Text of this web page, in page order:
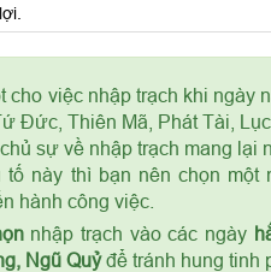
cho việc nhập trạch khi ngày
Đức, Thiên Mã, Phát Tài,
sự về nhập trạch mang lại
tố này thì bạn nên chọn một
hành công việc.
nhập trạch vào các ngày
Ngũ Quỷđể tránh hung tinh